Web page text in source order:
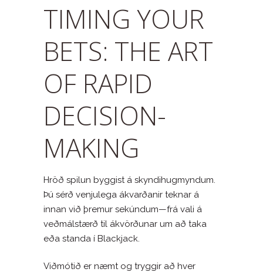
TIMING YOUR
BETS: THE ART
OF RAPID
DECISION-
MAKING
Hröð spilun byggist á skyndihugmyndum.
Þú sérð venjulega ákvarðanir teknar á
innan við þremur sekúndum—frá vali á
veðmálstærð til ákvörðunar um að taka
eða standa í Blackjack.
Viðmótið er næmt og tryggir að hver